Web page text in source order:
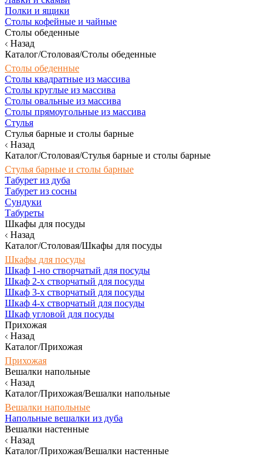
Полки и ящики
Столы кофейные и чайные
Столы обеденные
Назад
Каталог/Столовая/Столы обеденные
Столы обеденные
Столы квадратные из массива
Столы круглые из массива
Столы овальные из массива
Столы прямоугольные из массива
Стулья
Стулья барные и столы барные
Назад
Каталог/Столовая/Стулья барные и столы барные
Стулья барные и столы барные
Табурет из дуба
Табурет из сосны
Сундуки
Табуреты
Шкафы для посуды
Назад
Каталог/Столовая/Шкафы для посуды
Шкафы для посуды
Шкаф 1-но створчатый для посуды
Шкаф 2-х створчатый для посуды
Шкаф 3-х створчатый для посуды
Шкаф 4-х створчатый для посуды
Шкаф угловой для посуды
Прихожая
Назад
Каталог/Прихожая
Прихожая
Вешалки напольные
Назад
Каталог/Прихожая/Вешалки напольные
Вешалки напольные
Напольные вешалки из дуба
Вешалки настенные
Назад
Каталог/Прихожая/Вешалки настенные